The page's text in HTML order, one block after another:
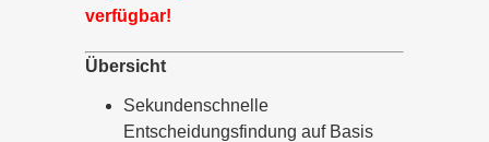
verfügbar!
Übersicht
Sekundenschnelle
Entscheidungsfindung auf Basis